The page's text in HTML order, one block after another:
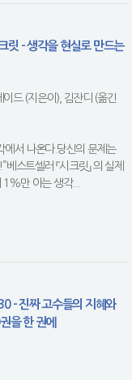
릿 - 생각을 현실로 만드는
이드 (지은이), 김잔디 (옮긴
에서 나온다.당신의 문제는
스트셀러 『시크릿』 의 실제
만 아는 생각...
- 진짜 고수들의 지혜와
을 한 권에